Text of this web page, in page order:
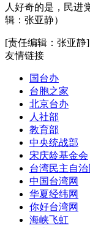
人好奇的是，民进
辑：张亚静）
[责任编辑：张亚静]
友情链接
国台办
台胞之家
北京台办
人社部
教育部
中央统战部
宋庆龄基金会
台湾民主自治
中国台湾网
华夏经纬网
你好台湾网
海峡飞虹